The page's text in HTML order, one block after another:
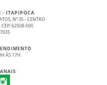
- ITAPIPOCA
Nº 35 - CENTRO
62508-500
ÀS 17H